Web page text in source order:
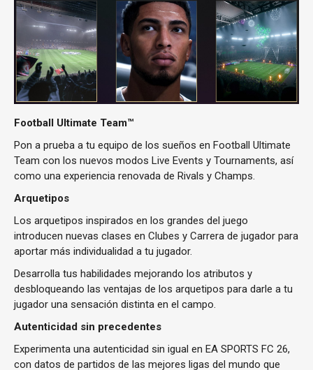
Football Ultimate Team™
Pon a prueba a tu equipo de los sueños en Football Ultimate
Team con los nuevos modos Live Events y Tournaments, así
como una experiencia renovada de Rivals y Champs.
Arquetipos
Los arquetipos inspirados en los grandes del juego
introducen nuevas clases en Clubes y Carrera de jugador para
aportar más individualidad a tu jugador.
Desarrolla tus habilidades mejorando los atributos y
desbloqueando las ventajas de los arquetipos para darle a tu
jugador una sensación distinta en el campo.
Autenticidad sin precedentes
Experimenta una autenticidad sin igual en EA SPORTS FC 26,
con datos de partidos de las mejores ligas del mundo que